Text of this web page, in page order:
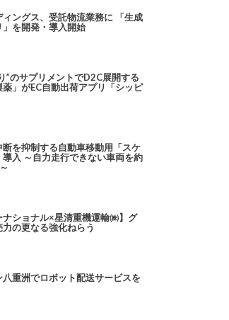
ングス、受託物流業務に 「生成
を開発・導入開始
”のサプリメントでD2C展開する
薬」がEC自動出荷アプリ「シッピ
を抑制する自動車移動用「スケ
入 ～自力走行できない車両を約
ナショナル×星清重機運輸㈱】グ
の更なる強化ねらう
重洲でロボット配送サービスを